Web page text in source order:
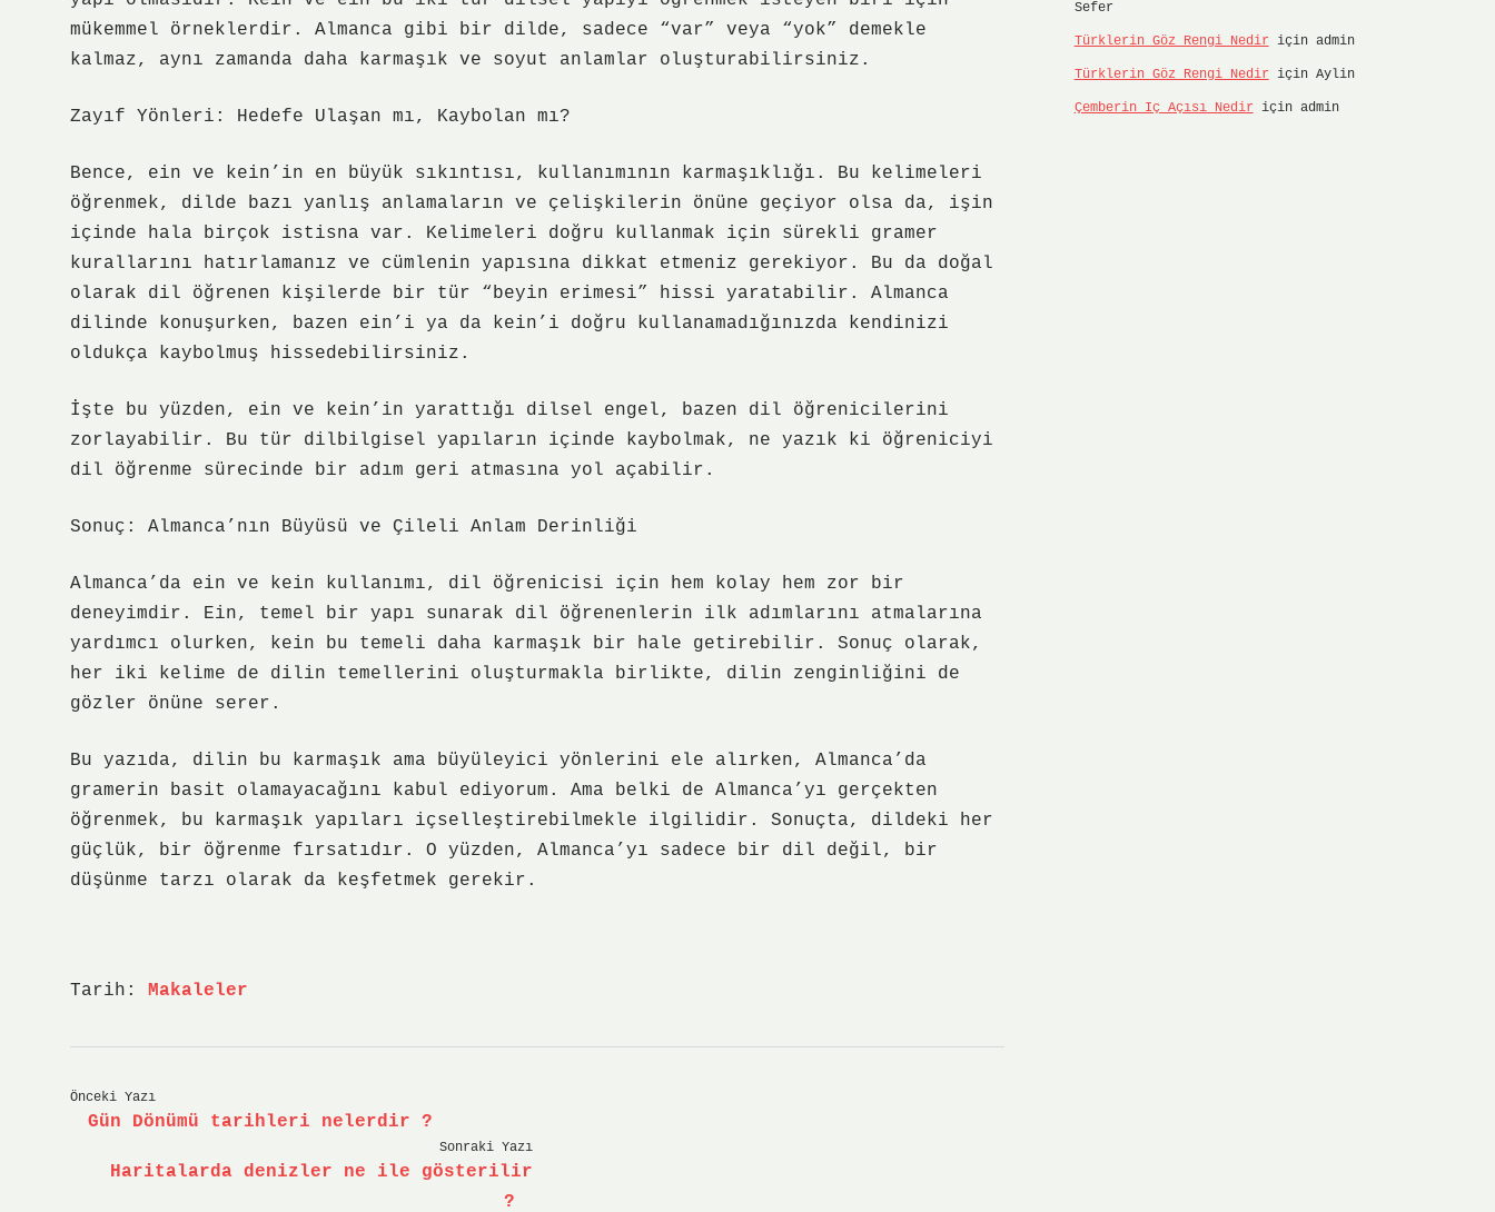
mükemmel örneklerdir. Almanca gibi bir dilde, sadece “var” veya “yok” demekle
kalmaz, aynı zamanda daha karmaşık ve soyut anlamlar oluşturabilirsiniz.
Zayıf Yönleri: Hedefe Ulaşan mı, Kaybolan mı?
Bence, ein ve kein’in en büyük sıkıntısı, kullanımının karmaşıklığı. Bu kelimeleri
öğrenmek, dilde bazı yanlış anlamaların ve çelişkilerin önüne geçiyor olsa da, işin
içinde hala birçok istisna var. Kelimeleri doğru kullanmak için sürekli gramer
kurallarını hatırlamanız ve cümlenin yapısına dikkat etmeniz gerekiyor. Bu da doğal
olarak dil öğrenen kişilerde bir tür “beyin erimesi” hissi yaratabilir. Almanca
dilinde konuşurken, bazen ein’i ya da kein’i doğru kullanamadığınızda kendinizi
oldukça kaybolmuş hissedebilirsiniz.
İşte bu yüzden, ein ve kein’in yarattığı dilsel engel, bazen dil öğrenicilerini
zorlayabilir. Bu tür dilbilgisel yapıların içinde kaybolmak, ne yazık ki öğreniciyi
dil öğrenme sürecinde bir adım geri atmasına yol açabilir.
Sonuç: Almanca’nın Büyüsü ve Çileli Anlam Derinliği
Almanca’da ein ve kein kullanımı, dil öğrenicisi için hem kolay hem zor bir
deneyimdir. Ein, temel bir yapı sunarak dil öğrenenlerin ilk adımlarını atmalarına
yardımcı olurken, kein bu temeli daha karmaşık bir hale getirebilir. Sonuç olarak,
her iki kelime de dilin temellerini oluşturmakla birlikte, dilin zenginliğini de
gözler önüne serer.
Bu yazıda, dilin bu karmaşık ama büyüleyici yönlerini ele alırken, Almanca’da
gramerin basit olamayacağını kabul ediyorum. Ama belki de Almanca’yı gerçekten
öğrenmek, bu karmaşık yapıları içselleştirebilmekle ilgilidir. Sonuçta, dildeki her
güçlük, bir öğrenme fırsatıdır. O yüzden, Almanca’yı sadece bir dil değil, bir
düşünme tarzı olarak da keşfetmek gerekir.
Tarih: Makaleler
Önceki Yazı
Gün Dönümü tarihleri nelerdir ?
Sonraki Yazı
Haritalarda denizler ne ile gösterilir
?
Sefer
Türklerin Göz Rengi Nedir için admin
Türklerin Göz Rengi Nedir için Aylin
Çemberin Iç Açısı Nedir için admin